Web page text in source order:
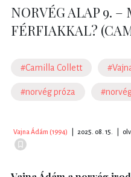
NORVÉG ALAP 9. –
FÉRFIAKKAL?
#Camilla Collett
#norvég próza
Vajna Ádám (1994) 2025. 08. 15.